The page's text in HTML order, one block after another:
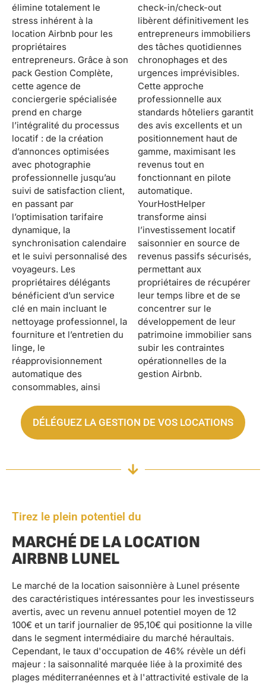
élimine totalement le
stress inhérent à la
location Airbnb pour les
propriétaires
entrepreneurs. Grâce à son
pack Gestion Complète,
cette agence de
conciergerie spécialisée
prend en charge
l’intégralité du processus
locatif : de la création
d’annonces optimisées
avec photographie
professionnelle jusqu’au
suivi de satisfaction client,
en passant par
l’optimisation tarifaire
dynamique, la
synchronisation calendaire
et le suivi personnalisé des
voyageurs. Les
propriétaires délégants
bénéficient d’un service
clé en main incluant le
nettoyage professionnel, la
fourniture et l’entretien du
linge, le
réapprovisionnement
automatique des
consommables, ainsi
check-in/check-out
libèrent définitivement les
entrepreneurs immobiliers
des tâches quotidiennes
chronophages et des
urgences imprévisibles.
Cette approche
professionnelle aux
standards hôteliers garantit
des avis excellents et un
positionnement haut de
gamme, maximisant les
revenus tout en
fonctionnant en pilote
automatique.
YourHostHelper
transforme ainsi
l’investissement locatif
saisonnier en source de
revenus passifs sécurisés,
permettant aux
propriétaires de récupérer
leur temps libre et de se
concentrer sur le
développement de leur
patrimoine immobilier sans
subir les contraintes
opérationnelles de la
gestion Airbnb.
DÉLÉGUEZ LA GESTION DE VOS LOCATIONS
Tirez le plein potentiel du
MARCHÉ DE LA LOCATION
AIRBNB LUNEL
Le marché de la location saisonnière à Lunel présente
des caractéristiques intéressantes pour les investisseurs
avertis, avec un revenu annuel potentiel moyen de 12
100€ et un tarif journalier de 95,10€ qui positionne la ville
dans le segment intermédiaire du marché héraultais.
Cependant, le taux d'occupation de 46% révèle un défi
majeur : la saisonnalité marquée liée à la proximité des
plages méditerranéennes et à l'attractivité estivale de la